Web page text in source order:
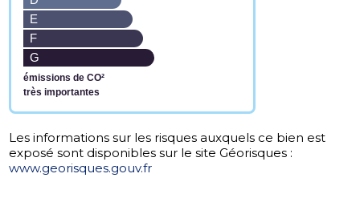
E
F
G
émissions de CO²
très importantes
www.georisques.gouv.fr